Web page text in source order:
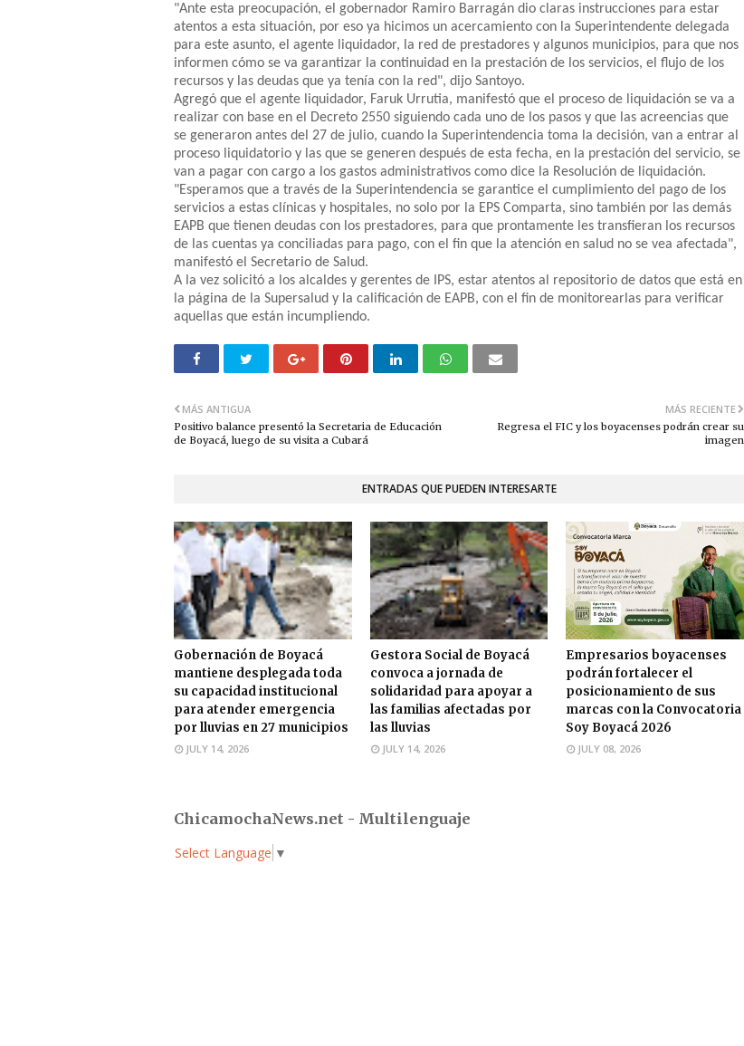
"Ante esta preocupación, el gobernador Ramiro Barragán dio claras instrucciones para estar
atentos a esta situación, por eso ya hicimos un acercamiento con la Superintendente delegada
para este asunto, el agente liquidador, la red de prestadores y algunos municipios, para que nos
informen cómo se va garantizar la continuidad en la prestación de los servicios, el flujo de los
recursos y las deudas que ya tenía con la red", dijo Santoyo.
Agregó que el agente liquidador, Faruk Urrutia, manifestó que el proceso de liquidación se va a
realizar con base en el Decreto 2550 siguiendo cada uno de los pasos y que las acreencias que
se generaron antes del 27 de julio, cuando la Superintendencia toma la decisión, van a entrar al
proceso liquidatorio y las que se generen después de esta fecha, en la prestación del servicio, se
van a pagar con cargo a los gastos administrativos como dice la Resolución de liquidación.
"Esperamos que a través de la Superintendencia se garantice el cumplimiento del pago de los
servicios a estas clínicas y hospitales, no solo por la EPS Comparta, sino también por las demás
EAPB que tienen deudas con los prestadores, para que prontamente les transfieran los recursos
de las cuentas ya conciliadas para pago, con el fin que la atención en salud no se vea afectada",
manifestó el Secretario de Salud.
A la vez solicitó a los alcaldes y gerentes de IPS, estar atentos al repositorio de datos que está en
la página de la Supersalud y la calificación de EAPB, con el fin de monitorearlas para verificar
aquellas que están incumpliendo.
MÁS RECIENTE
Regresa el FIC y los boyacenses podrán crear su
imagen
MÁS ANTIGUA
Positivo balance presentó la Secretaria de Educación
de Boyacá, luego de su visita a Cubará
ENTRADAS QUE PUEDEN INTERESARTE
Gobernación de Boyacá
mantiene desplegada toda
su capacidad institucional
para atender emergencia
por lluvias en 27 municipios
JULY 14, 2026
Gestora Social de Boyacá
convoca a jornada de
solidaridad para apoyar a
las familias afectadas por
las lluvias
JULY 14, 2026
Empresarios boyacenses
podrán fortalecer el
posicionamiento de sus
marcas con la Convocatoria
Soy Boyacá 2026
JULY 08, 2026
ChicamochaNews.net - Multilenguaje
Select Language ▼